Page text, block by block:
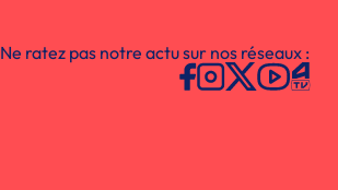
Ne ratez pas notre actu sur nos réseaux :